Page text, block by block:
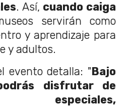
. Así, cuando caiga
servirán como
y aprendizaje para
y adultos.
evento detalla: "Bajo
disfrutar de
especiales,